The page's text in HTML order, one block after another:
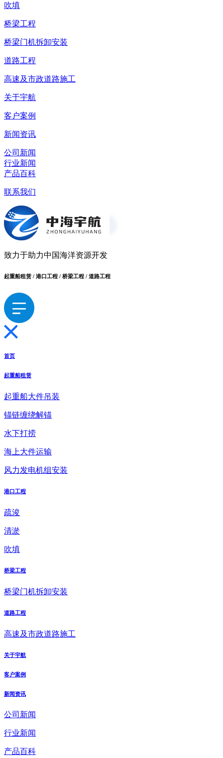
吹填
桥梁工程
桥梁门机拆卸安装
道路工程
高速及市政道路施工
关于宇航
客户案例
新闻资讯
公司新闻
行业新闻
产品百科
联系我们
致力于助力中国海洋资源开发
起重船租赁 / 港口工程 / 桥梁工程 / 道路工程
首页
起重船租赁
起重船大件吊装
锚链缠绕解锚
水下打捞
海上大件运输
风力发电机组安装
港口工程
疏浚
清淤
吹填
桥梁工程
桥梁门机拆卸安装
道路工程
高速及市政道路施工
关于宇航
客户案例
新闻资讯
公司新闻
行业新闻
产品百科